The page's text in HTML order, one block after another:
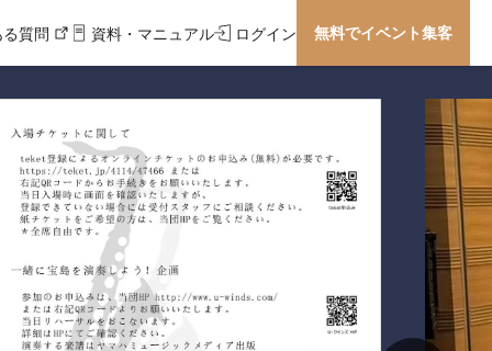
る質問 資料・マニュアル ログイン 無料でイベント集客